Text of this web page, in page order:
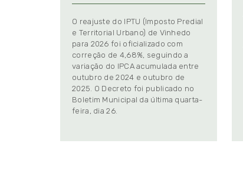
O reajuste do IPTU (Imposto Predial
e Territorial Urbano) de Vinhedo
para 2026 foi oficializado com
correção de 4,68%, seguindo a
variação do IPCA acumulada entre
outubro de 2024 e outubro de
2025. O Decreto foi publicado no
Boletim Municipal da última quarta-
feira, dia 26.